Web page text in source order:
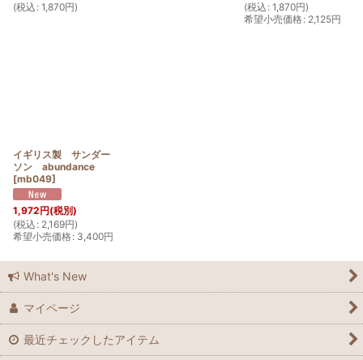
(税込 : 1,870円)
(税込 : 1,870円)
希望小売価格: 2,125円
イギリス製 サンダー
ソン abundance
[mb049]
1,972円(税別)
(税込 : 2,169円)
希望小売価格: 3,400円
What's New
マイページ
最近チェックしたアイテム